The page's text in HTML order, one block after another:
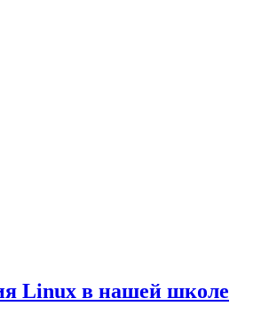
Linux в нашей школе